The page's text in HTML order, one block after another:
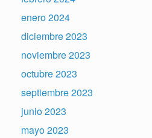
enero 2024
diciembre 2023
noviembre 2023
octubre 2023
septiembre 2023
junio 2023
mayo 2023